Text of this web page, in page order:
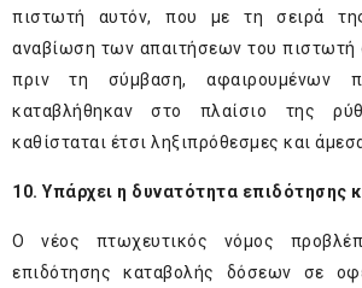
πιστωτή αυτόν, που με τη σειρά
αναβίωση των απαιτήσεων του πιστωτή
πριν τη σύμβαση, αφαιρουμένων
καταβλήθηκαν στο πλαίσιο της
καθίσταται έτσι ληξιπρόθεσμες και
10. Υπάρχει η δυνατότητα επιδότησης
Ο νέος πτωχευτικός νόμος
επιδότησης καταβολής δόσεων σε